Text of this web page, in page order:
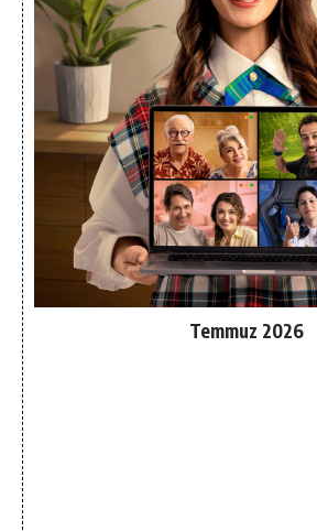
Temmuz 2026